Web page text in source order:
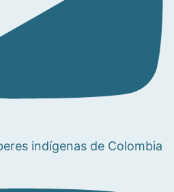
indígenas de Colombia